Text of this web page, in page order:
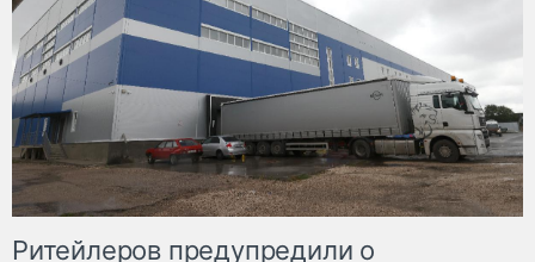
Ритейлеров предупредили о